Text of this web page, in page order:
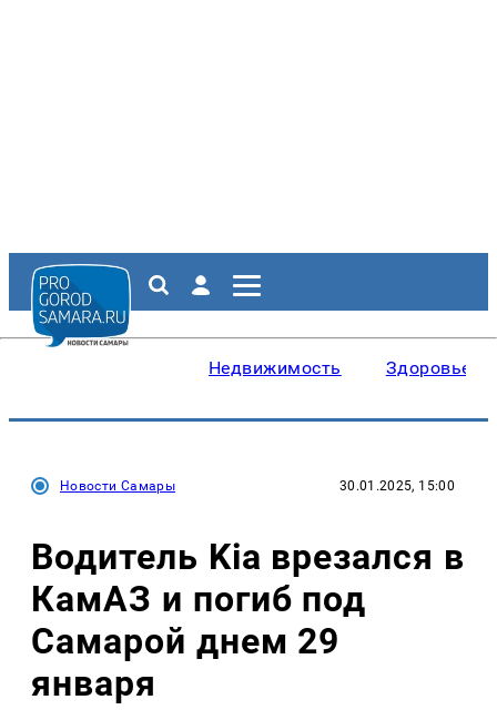
Недвижимость Здоровье
Новости Самары 30.01.2025, 15:00
Водитель Kia врезался в
КамАЗ и погиб под
Самарой днем 29
января